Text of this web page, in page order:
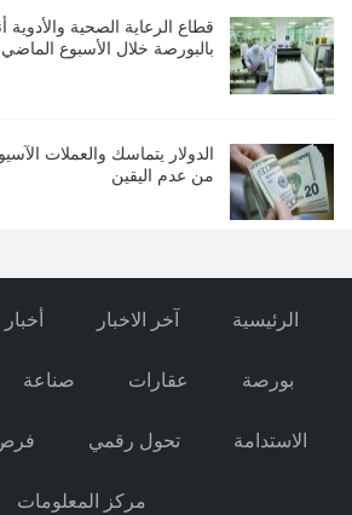
قطاع الرعاية الصحية
بالبورصة خلال الأسبوع الماضي
الدولار يتماسك والعملات
من عدم اليقين
الرئيسية آخر الاخبار
بورصة عقارات صناعة
الاستدامة تحول رقمي
مركز المعلومات